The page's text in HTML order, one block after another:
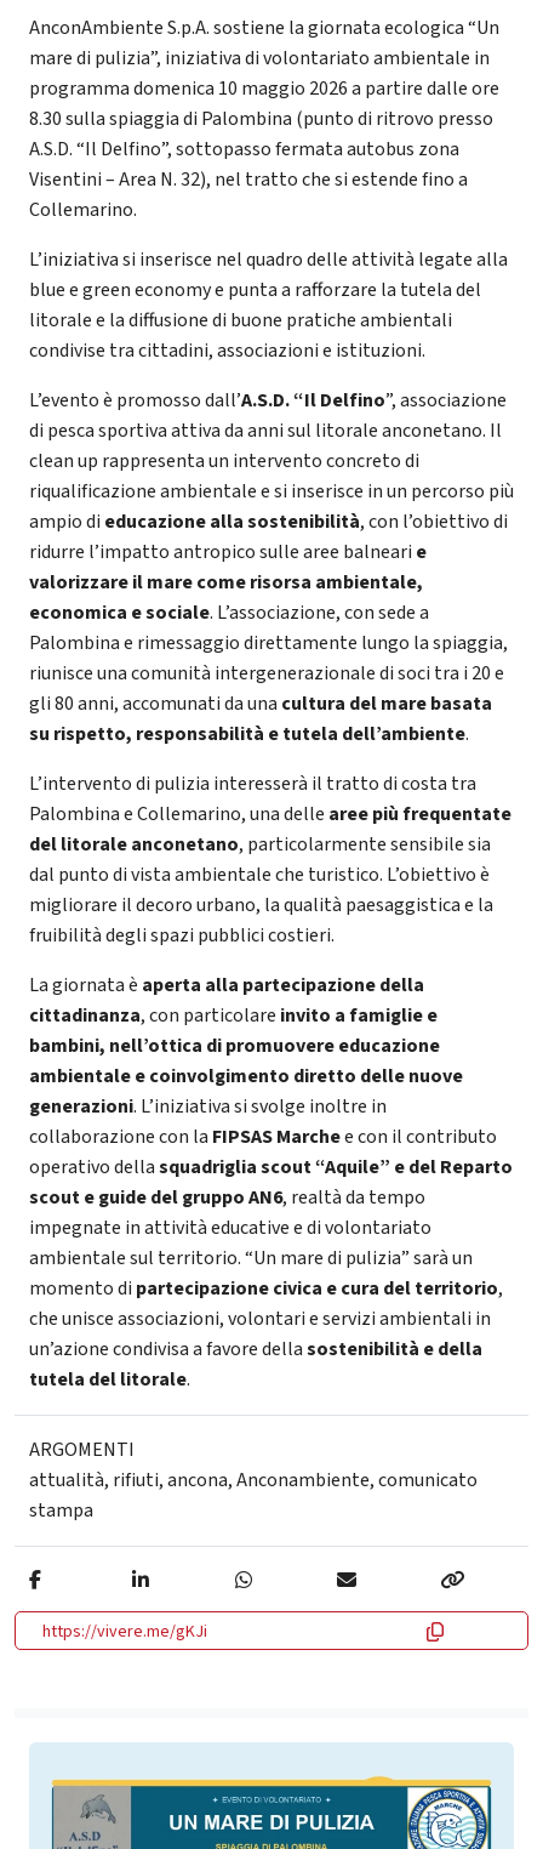
AnconAmbiente S.p.A. sostiene la giornata ecologica “Un
mare di pulizia”, iniziativa di volontariato ambientale in
programma domenica 10 maggio 2026 a partire dalle ore
8.30 sulla spiaggia di Palombina (punto di ritrovo presso
A.S.D. “Il Delfino”, sottopasso fermata autobus zona
Visentini – Area N. 32), nel tratto che si estende fino a
Collemarino.
L’iniziativa si inserisce nel quadro delle attività legate alla
blue e green economy e punta a rafforzare la tutela del
litorale e la diffusione di buone pratiche ambientali
condivise tra cittadini, associazioni e istituzioni.
L’evento è promosso dall’A.S.D. “Il Delfino”, associazione
di pesca sportiva attiva da anni sul litorale anconetano. Il
clean up rappresenta un intervento concreto di
riqualificazione ambientale e si inserisce in un percorso più
ampio di educazione alla sostenibilità, con l’obiettivo di
ridurre l’impatto antropico sulle aree balneari e
valorizzare il mare come risorsa ambientale,
economica e sociale. L’associazione, con sede a
Palombina e rimessaggio direttamente lungo la spiaggia,
riunisce una comunità intergenerazionale di soci tra i 20 e
gli 80 anni, accomunati da una cultura del mare basata
su rispetto, responsabilità e tutela dell’ambiente.
L’intervento di pulizia interesserà il tratto di costa tra
Palombina e Collemarino, una delle aree più frequentate
dellitorale anconetano, particolarmente sensibile sia
dal punto di vista ambientale che turistico. L’obiettivo è
migliorare il decoro urbano, la qualità paesaggistica e la
fruibilità degli spazi pubblici costieri.
La giornata è aperta alla partecipazione della
cittadinanza, con particolare invito a famiglie e
bambini, nell’ottica di promuovere educazione
ambientale e coinvolgimento diretto delle nuove
generazioni. L’iniziativa si svolge inoltre in
collaborazione con la FIPSASMarchee con il contributo
operativo dellasquadriglia scout “Aquile” e del Reparto
scout e guide del gruppo AN6, realtà da tempo
impegnate in attività educative e di volontariato
ambientale sul territorio. “Un mare di pulizia” sarà un
momento di partecipazione civica e cura del territorio,
che unisce associazioni, volontari e servizi ambientali in
un’azione condivisa a favore dellasostenibilità e della
tutela del litorale.
ARGOMENTI
attualità, rifiuti,ancona,Anconambiente,comunicato
stampa
https://vivere.me/gKJi